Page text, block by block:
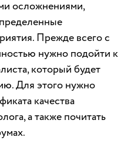
осложнениями,
Прежде всего с
нужно подойти к
который будет
Для этого нужно
качества
а также почитать